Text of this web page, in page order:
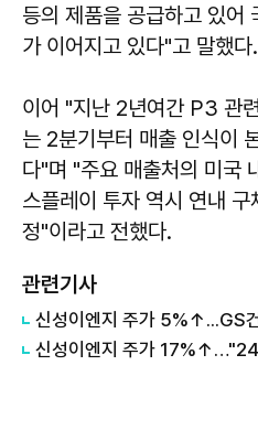
등의 제품을 공급하고 있어
가 이어지고 있다"고 말했다.
이어 "지난 2년여간 P3 관
는 2분기부터 매출 인식이
다"며 "주요 매출처의 미국
스플레이 투자 역시 연내 구
정"이라고 전했다.
관련기사